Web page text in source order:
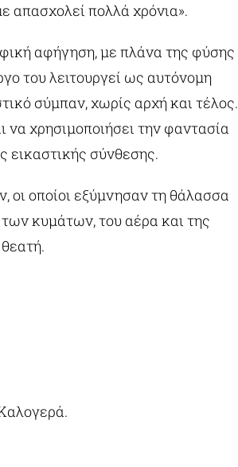
απασχολεί πολλά χρόνια».
αφήγηση, με πλάνα της φύσης
του λειτουργεί ως αυτόνομη
σύμπαν, χωρίς αρχή και τέλος.
να χρησιμοποιήσει την φαντασία
εικαστικής σύνθεσης.
οι οποίοι εξύμνησαν τη θάλασσα
κυμάτων, του αέρα και της